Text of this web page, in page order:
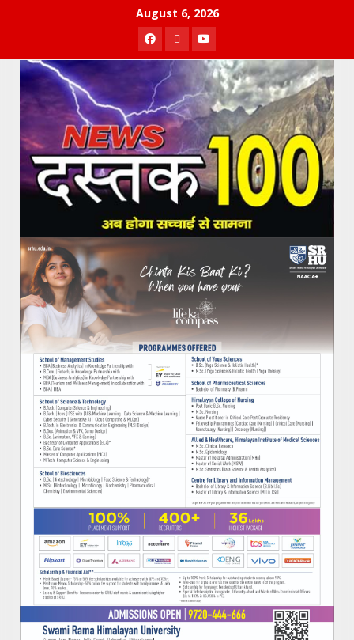
August 6, 2026
Facebook
TwitterYoutube